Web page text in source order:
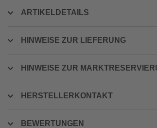
ARTIKELDETAILS
HINWEISE ZUR LIEFERUNG
HINWEISE ZUR
HERSTELLERKONTAKT
BEWERTUNGEN